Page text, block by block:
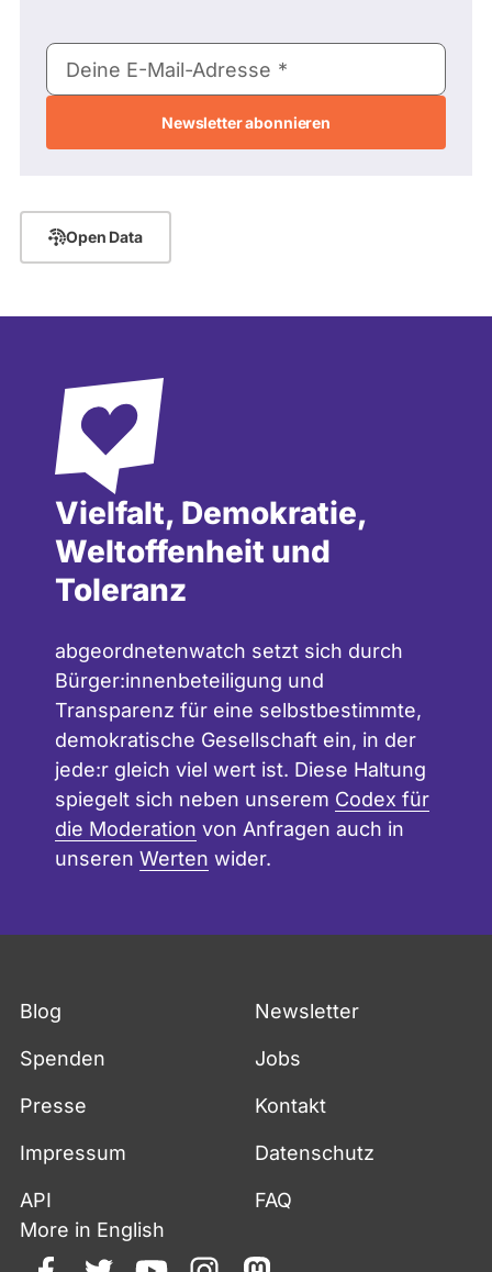
E-
Mail-
Deine E-Mail-Adresse
Open Data
Vielfalt, Demokratie,
Weltoffenheit und
Toleranz
abgeordnetenwatch setzt sich durch
Bürger:innenbeteiligung und
Transparenz für eine selbstbestimmte,
demokratische Gesellschaft ein, in der
jede:r gleich viel wert ist. Diese Haltung
spiegelt sich neben unserem Codex für
die Moderation von Anfragen auch in
unseren Werten wider.
Blog Newsletter
Spenden Jobs
Presse Kontakt
Impressum Datenschutz
API
FAQ
More in English